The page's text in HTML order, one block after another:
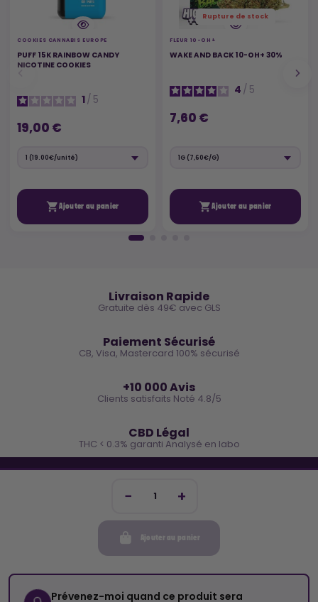
Ajouter au panier
Prévenez-moi quand ce produit sera
COOKIES CANNABIS EUROPE
PUFF 15K RAINBOW CANDY
NICOTINE COOKIES
1/ 5
19,00 €
Ajouter au panier
Rupture de stock
FLEUR 10-OH+
WAKE AND BACK 10-OH+ 30%
4 / 5
7,60 €
Ajouter au panier
Livraison Rapide
Gratuite dès 49€ avec GLS
Paiement Sécurisé
CB, Visa, Mastercard 100% sécurisé
+10 000 Avis
Clients satisfaits Noté 4.8/5
CBD Légal
THC < 0.3% garanti Analysé en labo
Inscris-toi et reçois -10€ sur ta prochaine commande
Cocorikush